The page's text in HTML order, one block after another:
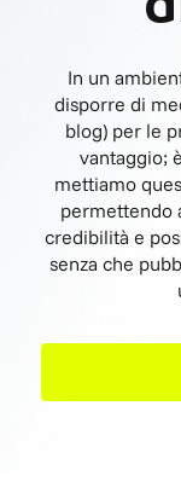
In un
disporre di
blog) per le
vantaggio;
mettiamo
permettendo
credibilità e
senza che